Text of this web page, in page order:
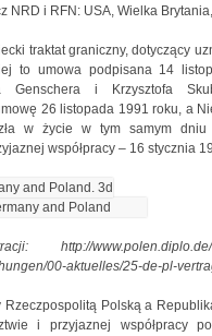
NRD i RFN: USA, Wielka
traktat graniczny, dotyczący
to umowa podpisana 14
Genschera i Krzysztofa
26 listopada 1991 roku, a
w życie w tym samym
współpracy – 16 stycznia
and Poland
http://www.polen.diplo.de/
00-aktuelles/25-de-pl-
Rzeczpospolitą Polską a
i przyjaznej współpracy